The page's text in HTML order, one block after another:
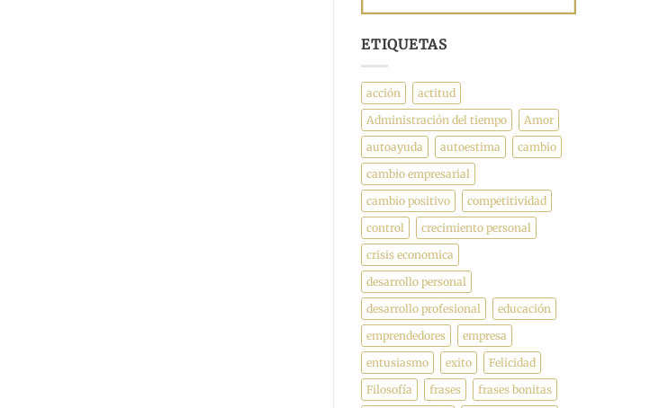
ETIQUETAS
acción
actitud
Administración del tiempo
Amor
autoayuda
autoestima
cambio
cambio empresarial
cambio positivo
competitividad
control
crecimiento personal
crisis economica
desarrollo personal
desarrollo profesional
educación
emprendedores
empresa
entusiasmo
exito
Felicidad
Filosofía
frases
frases bonitas